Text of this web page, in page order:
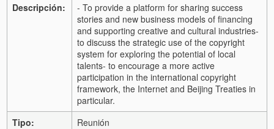
Descripción:
- To provide a platform for sharing success
stories and new business models of financing
and supporting creative and cultural industries-
to discuss the strategic use of the copyright
system for exploring the potential of local
talents- to encourage a more active
participation in the international copyright
framework, the Internet and Beijing Treaties in
particular.
Tipo:
Reunión